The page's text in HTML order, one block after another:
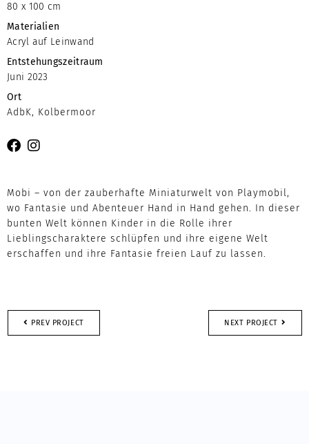
80 x 100 cm
Materialien
Acryl auf Leinwand
Entstehungszeitraum
Juni 2023
Ort
AdbK, Kolbermoor
Mobi – von der zauberhafte Miniaturwelt von Playmobil,
wo Fantasie und Abenteuer Hand in Hand gehen. In dieser
bunten Welt können Kinder in die Rolle ihrer
Lieblingscharaktere schlüpfen und ihre eigene Welt
erschaffen und ihre Fantasie freien Lauf zu lassen.
NEXT PROJECT
PREV PROJECT